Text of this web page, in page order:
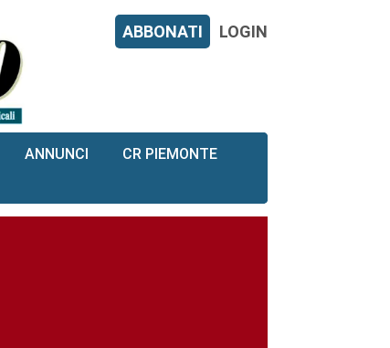
ABBONATI LOGIN
ANNUNCI CR PIEMONTE